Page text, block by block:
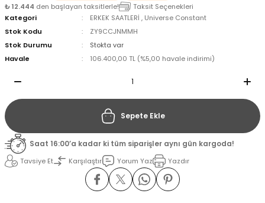
₺ 12.444 den başlayan taksitlerle!
Taksit Seçenekleri
Kategori
ERKEK SAATLERİ , Universe Constant
Stok Kodu
ZY9CCJNMMH
Stok Durumu
Stokta var
Havale
106.400,00 TL (%5,00 havale indirimi)
Sepete Ekle
Saat 16:00’a kadar ki tüm siparişler aynı gün kargoda!
Tavsiye Et
Karşılaştır Yorum Yaz Yazdır